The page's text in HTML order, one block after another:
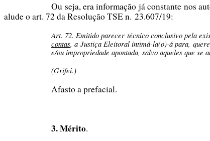
Ou seja, era informação já constante nos
alude o art. 72 da Resolução TSE n. 23.607/19:
Art. 72. Emitido parecer técnico conclusivo pela
contas, a Justiça Eleitoral intimá-la(o)-á para,
e/ou impropriedade apontada, salvo aqueles que se
(Grifei.)
Afasto a prefacial.
3. Mérito.